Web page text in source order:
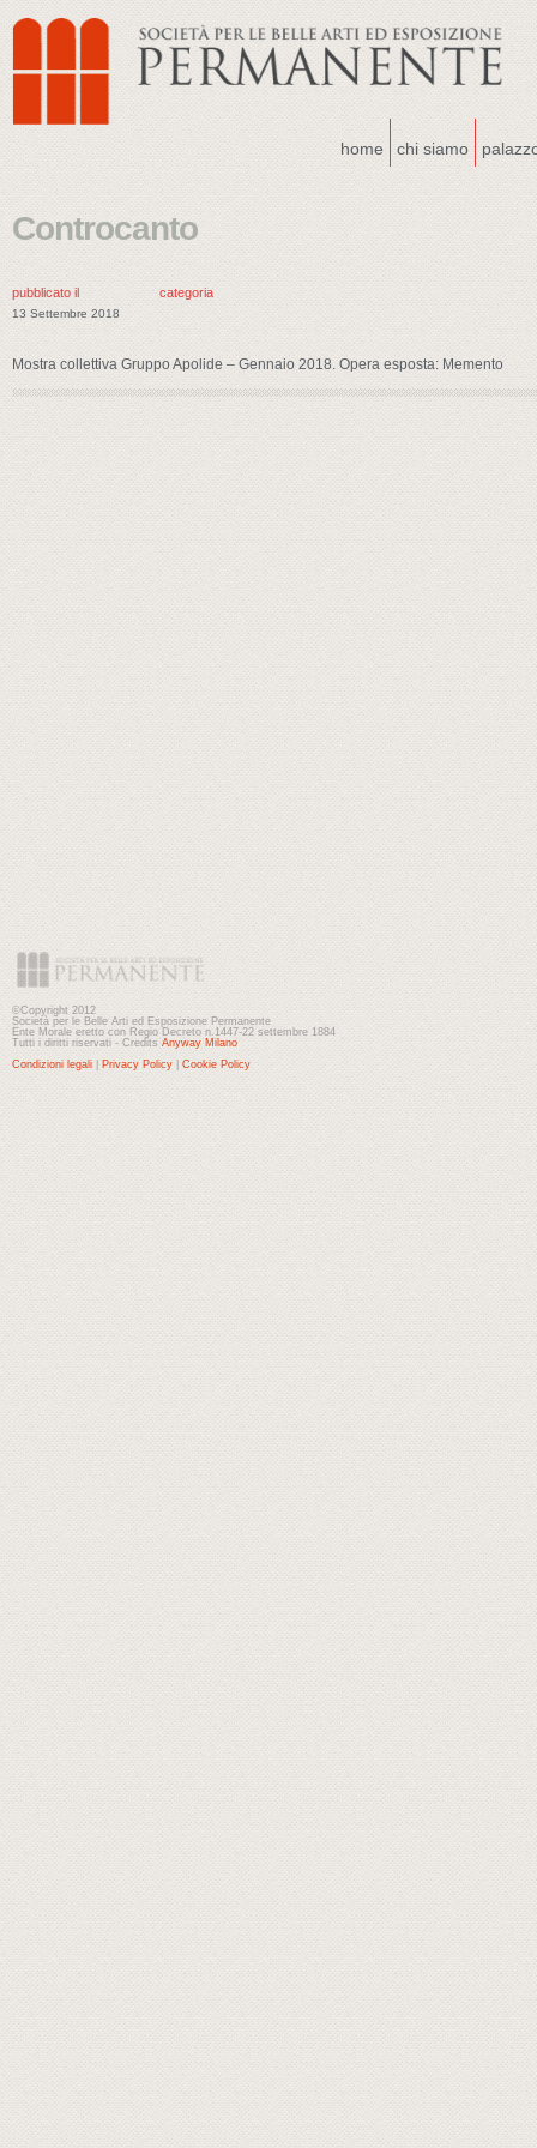
home chi siamo
Controcanto
pubblicato il
13 Settembre 2018
categoria
Mostra collettiva Gruppo Apolide – Gennaio 2018. Opera esposta: Memento
©Copyright 2012
Società per le Belle Arti ed Esposizione Permanente
Ente Morale eretto con Regio Decreto n.1447-22 settembre 1884
Tutti i diritti riservati - Credits Anyway Milano
Condizioni legali
Privacy Policy Cookie Policy